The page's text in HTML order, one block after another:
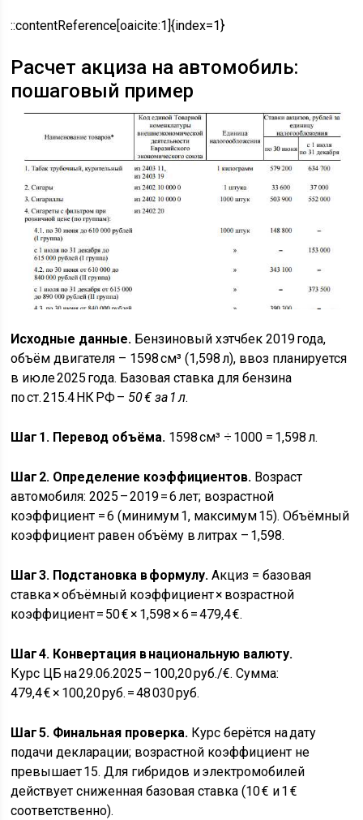
::contentReference[oaicite:1]{index=1}
Расчет акциза на автомобиль:
пошаговый пример
Исходные данные. Бензиновый хэтчбек 2019 года,
объём двигателя – 1598 см³ (1,598 л), ввоз планируется
в июле 2025 года. Базовая ставка для бензина
по ст. 215.4 НК РФ – 50 € за 1 л.
Шаг 1. Перевод объёма. 1598 см³ ÷ 1000 = 1,598 л.
Шаг 2. Определение коэффициентов. Возраст
автомобиля: 2025 – 2019 = 6 лет; возрастной
коэффициент = 6 (минимум 1, максимум 15). Объёмный
коэффициент равен объёму в литрах – 1,598.
Шаг 3. Подстановка в формулу. Акциз = базовая
ставка × объёмный коэффициент × возрастной
коэффициент = 50 € × 1,598 × 6 = 479,4 €.
Шаг 4. Конвертация в национальную валюту.
Курс ЦБ на 29.06.2025 – 100,20 руб./€. Сумма:
479,4 € × 100,20 руб. = 48 030 руб.
Шаг 5. Финальная проверка. Курс берётся на дату
подачи декларации; возрастной коэффициент не
превышает 15. Для гибридов и электромобилей
действует сниженная базовая ставка (10 € и 1 €
соответственно).